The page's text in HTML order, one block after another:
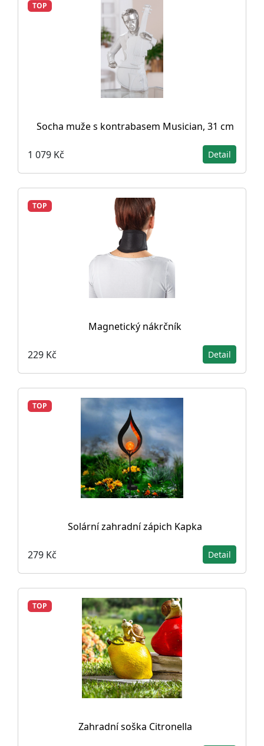
TOP
Socha muže s kontrabasem Musician, 31 cm
1 079 Kč Detail
TOP
Magnetický nákrčník
229 Kč Detail
TOP
Solární zahradní zápich Kapka
279 Kč Detail
TOP
Zahradní soška Citronella